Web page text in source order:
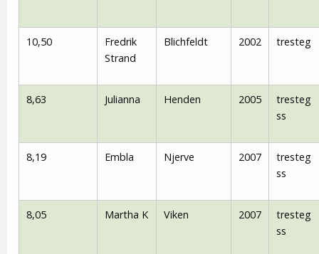
10,50
Fredrik
Strand
Blichfeldt 2002 tresteg
8,63 Julianna Henden 2005
tresteg
ss
8,19 Embla Njerve 2007
tresteg
ss
8,05 Martha K Viken 2007
tresteg
ss